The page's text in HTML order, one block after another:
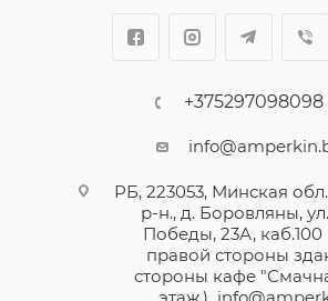
+375297098098
РБ, 223053, Минская
р-н., д. Боровляны,
Победы, 23А, каб.100
правой стороны
стороны кафе "Смачна